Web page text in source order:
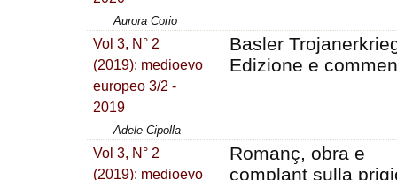
Aurora Corio
Vol 3, N° 2
(2019): medioevo
europeo 3/2 -
2019
Basler
Edizione e
Adele Cipolla
Vol 3, N° 2
(2019): medioevo
Romanç, obra e
complant sulla